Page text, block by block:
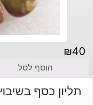
₪40
הוסף לסל
תליון כסף